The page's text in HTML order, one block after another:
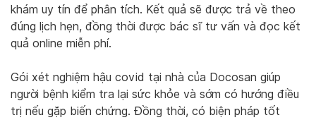
khám uy tín để phân tích. Kết quả sẽ được trả về theo
đúng lịch hẹn, đồng thời được bác sĩ tư vấn và đọc kết
quả online miễn phí.
Gói xét nghiệm hậu covid tại nhà của Docosan giúp
người bệnh kiểm tra lại sức khỏe và sớm có hướng điều
trị nếu gặp biến chứng. Đồng thời, có biện pháp tốt